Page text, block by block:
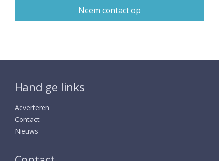
Handige links
Adverteren
Contact
Nieuws